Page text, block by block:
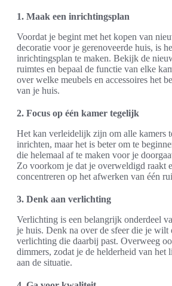
1. Maak een inrichtingsplan
Voordat je begint met het kopen van
decoratie voor je gerenoveerde huis, is
inrichtingsplan te maken. Bekijk de
ruimtes en bepaal de functie van elke
over welke meubels en accessoires het
van je huis.
2. Focus op één kamer tegelijk
Het kan verleidelijk zijn om alle kamers
inrichten, maar het is beter om te
die helemaal af te maken voor je
Zo voorkom je dat je overweldigd raakt
concentreren op het afwerken van één
3. Denk aan verlichting
Verlichting is een belangrijk onderdeel
je huis. Denk na over de sfeer die je wilt
verlichting die daarbij past. Overweeg
dimmers, zodat je de helderheid van het
aan de situatie.